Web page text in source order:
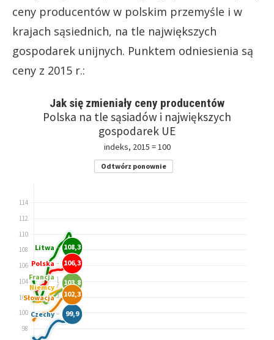
ceny producentów w polskim przemyśle i w
krajach sąsiednich, na tle największych
gospodarek unijnych. Punktem odniesienia są
ceny z 2015 r.: